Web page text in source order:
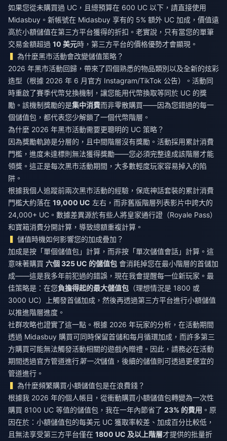
如果您從未購買過 UC，且總預算在 600 UC 以下，請直接使用
Midasbuy。新帳號在 Midasbuy 享有的 5% 額外 UC 加成，價值遠
高於小額儲值在第三方平台獲得的折扣。老實說，只有當您的單筆
交易金額超過 10 美元時，第三方平台的價格優勢才會顯現。
為什麼黑市活動會改變儲值策略？
2026 年黑市活動回歸，帶來了四個熟悉的物品類別以及全新的炫彩
造型（根據 2026 年 6 月官方 Instagram/TikTok 公告）。活動同
時重啟了賽季代幣兌換機制，讓您能用代幣換取等同於 UC 的獎
勵。該機制獎勵的是集中消費而非零散購買——因為您錯過的每一
個儲值包，都代表您少解鎖了一個代幣階層。
為什麼 2026 年黑市活動需要更聰明的 UC 策略？
因為獎勵軌跡是分層的，且中間階層沒有獎勵。活動採用累計消費
門檻，進度未達標則無法獲得獎勵——您必須完整達成該階層才能
領獎。這正是每次黑市活動期間，大多數輕度玩家容易掉入的陷
阱。
根據我個人追蹤前兩次黑市活動的經驗，保底神話套裝的累計消費
門檻大約落在 19,000 UC 左右，而非舊版階層列表影片中誇大的
24,000+ UC。數據差異源於有些人將皇家通行證（Royale Pass）
和寶箱消費分開計算，導致總額重複計算。
儲值時機如何影響您的加成疊加？
加成是按「單個儲值包」計算，而非按「單次儲值會話」計算。這
意味著購買 六個 325 UC 的儲值包 會消耗掉您在最小階層的首儲加
成——這是我多年前犯過的錯誤，現在我會提醒每一位新玩家。最
佳策略是：在您負擔得起的最大儲值包 （理想情況是 1800 或
3000 UC）上觸發首儲加成，然後再透過第三方平台進行小額儲值
以推進階層進度。
社群攻略也證實了這一點。根據 2026 年玩家的分析，在活動期間
透過 Midasbuy 購買可同時保留首儲和每月循環加成，而許多第三
方購買可能無法觸發活動相關的遊戲內贈禮。因此，請務必在活動
期間透過官方管道進行第一次儲值，後續的儲值則可透過更便宜的
管道進行。
為什麼頻繁購買小額儲值包是在浪費錢？
根據我 2026 年的個人帳目，從衝動購買小額儲值包轉變為一次性
購買 8100 UC 等值的儲值包，我在一年內節省了 23% 的費用 。原
因在於：小額儲值包的每美元 UC 獲取率較差、加成百分比較低，
且無法享受第三方平台僅在 1800 UC 及以上階層才提供的批量折